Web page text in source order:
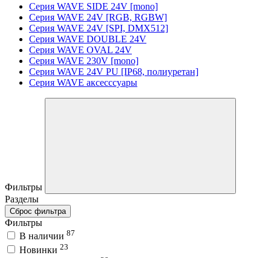
Серия WAVE SIDE 24V [mono]
Серия WAVE 24V [RGB, RGBW]
Серия WAVE 24V [SPI, DMX512]
Серия WAVE DOUBLE 24V
Серия WAVE OVAL 24V
Серия WAVE 230V [mono]
Серия WAVE 24V PU [IP68, полиуретан]
Серия WAVE аксесссуары
Фильтры
Разделы
Сброс фильтра
Фильтры
В наличии 87
Новинки 23